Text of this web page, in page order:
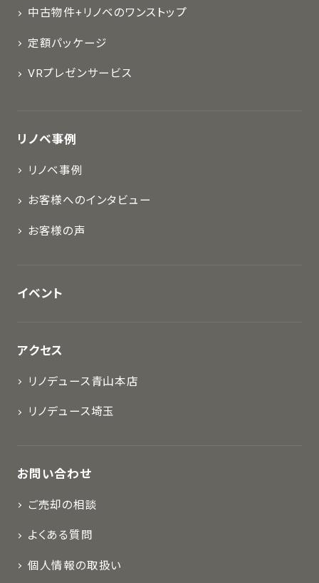
中古物件+リノベのワンストップ
定額パッケージ
VRプレゼンサービス
リノベ事例
リノベ事例
お客様へのインタビュー
お客様の声
イベント
アクセス
リノデュース青山本店
リノデュース埼玉
お問い合わせ
ご売却の相談
よくある質問
個人情報の取扱い